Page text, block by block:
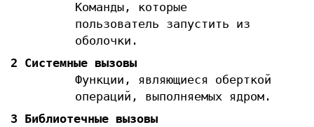
Команды, которые
пользователь запустить из
оболочки.
2 Системные вызовы
Функции, являющиеся оберткой
операций, выполняемых ядром.
3 Библиотечные вызовы